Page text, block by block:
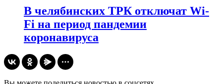
В челябинских ТРК отключат Wi-
Fi на период пандемии
коронавируса